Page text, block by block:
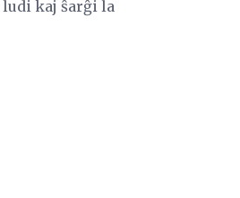
ludi kaj ŝarĝi la